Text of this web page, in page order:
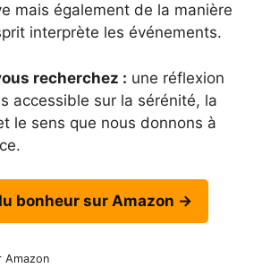
mais également de la manière
interprète les événements.
recherchez : une réflexion
accessible sur la sérénité, la
le sens que nous donnons à
bonheur sur Amazon →
Amazon